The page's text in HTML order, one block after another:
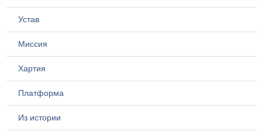
Устав
Миссия
Хартия
Платформа
Из истории